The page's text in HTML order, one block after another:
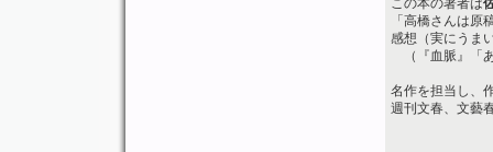
この本の著者は
「高橋さんは
感想（実にう
（『血脈』「
名作を担当し、
週刊文春、文藝